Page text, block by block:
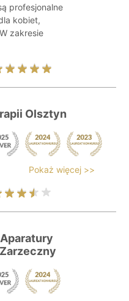
profesjonalne
kobiet,
zakresie
Olsztyn
Pokaż więcej >>